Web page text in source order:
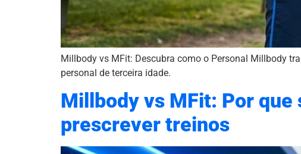
Millbody vs MFit: Descubra como o Personal Millbody
personal de terceira idade.
Millbody vs MFit: Por
prescrever treinos